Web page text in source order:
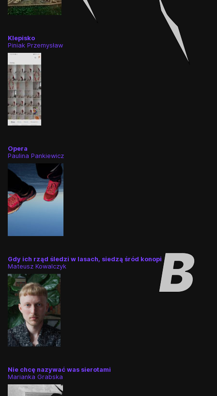
Klepisko
Piniak Przemysław
Opera
Paulina Pankiewicz
Gdy ich rząd śledzi w lasach, siedzą śród konopi
Mateusz Kowalczyk
Nie chcę nazywać was sierotami
Marianka Grabska